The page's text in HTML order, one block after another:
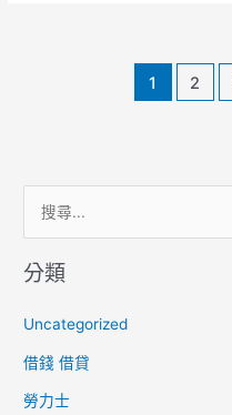
1 2
關
鍵
字
:
分類
Uncategorized
借錢 借貸
勞力士